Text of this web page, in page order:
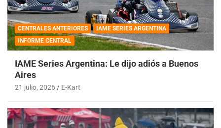
CENTRALES ANTERIORES
IAME SERIES ARGENTINA
INFORME CENTRAL
IAME Series Argentina: Le dijo adiós a Buenos
Aires
21 julio, 2026 E-Kart